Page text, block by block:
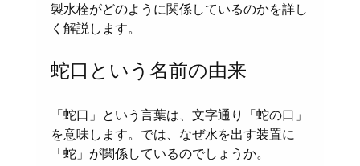
製水栓がどのように関係しているのかを詳し
く解説します。
蛇口という名前の由来
「蛇口」という言葉は、文字通り「蛇の口」
を意味します。では、なぜ水を出す装置に
「蛇」が関係しているのでしょうか。